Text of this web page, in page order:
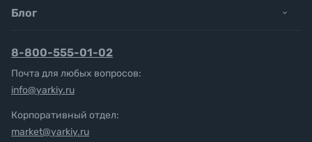
Блог
8-800-555-01-02
Почта для любых вопросов:
info@yarkiy.ru
Корпоративный отдел:
market@yarkiy.ru